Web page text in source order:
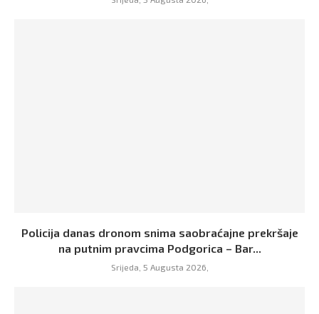
Policija danas dronom snima saobraćajne prekršaje
na putnim pravcima Podgorica – Bar...
Srijeda, 5 Augusta 2026,